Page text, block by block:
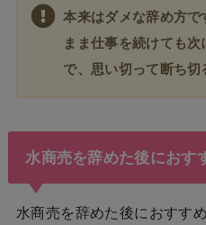
本来はダメな辞め方
まま仕事を続けても
で、思い切って断ち切
水商売を辞めた後におす
水商売を辞めた後におすす